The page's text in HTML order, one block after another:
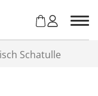
Schatulle